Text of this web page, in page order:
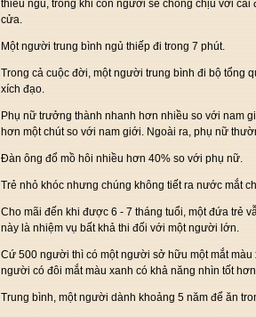
thiếu ngủ, trong khi con người sẽ chống chịu với
cửa.
Một người trung bình ngủ thiếp đi trong 7 phút.
Trong cả cuộc đời, một người trung bình đi bộ tổng
xích đạo.
Phụ nữ trưởng thành nhanh hơn nhiều so với nam
hơn một chút so với nam giới. Ngoài ra, phụ nữ
Đàn ông đổ mồ hôi nhiều hơn 40% so với phụ nữ.
Trẻ nhỏ khóc nhưng chúng không tiết ra nước mắt
Cho mãi đến khi được 6 - 7 tháng tuổi, một đứa trẻ
này là nhiệm vụ bất khả thi đối với một người lớn.
Cứ 500 người thì có một người sở hữu một mắt màu
người có đôi mắt màu xanh có khả năng nhìn tốt
Trung bình, một người dành khoảng 5 năm để ăn